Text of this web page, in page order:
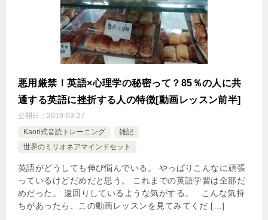
悪用厳禁！英語×心理学の秘密って？85％の人に共
通する英語に挫折する人の特徴[動画レッスン前半]
公開日： 2019-03-27
Kaori式音読トレーニング
雑記
世界のミリオネアマインドセット
英語がどうしても伸び悩んでいる。 やっぱりこんなに頑張
っているけどだめだと思う。 これまでの英語学習は全部だ
めだった。 遠回りしているような気がする。 こんな気持
ちがあったら、この動画レッスンを見てみてくだ […]